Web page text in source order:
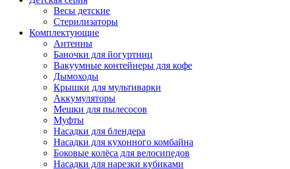
Весы детские
Стерилизаторы
Комплектующие
Антенны
Баночки для йогуртниц
Вакуумные контейнеры для кофе
Дымоходы
Крышки для мультиварки
Аккумуляторы
Мешки для пылесосов
Муфты
Насадки для блендера
Насадки для кухонного комбайна
Боковые колёса для велосипедов
Насадки для нарезки кубиками